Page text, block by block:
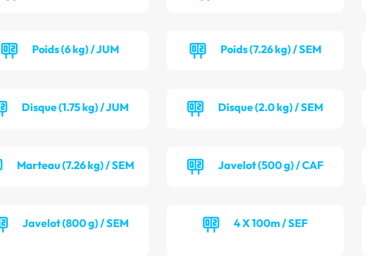
Poids (6 kg) / JUM Poids (7.26 kg) / SEM
Disque (1.75 kg) / JUM Disque (2.0 kg) / SEM
Marteau (7.26 kg) / SEM Javelot (500 g) / CAF
Javelot (800 g) / SEM 4 X 100m / SEF